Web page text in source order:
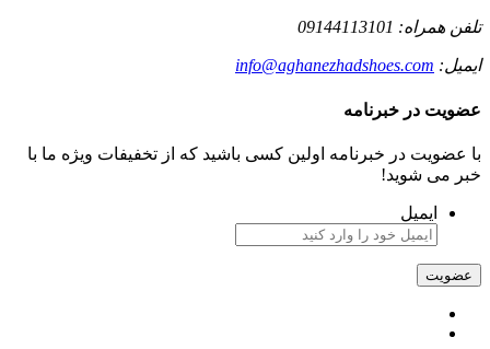
تلفن همراه:
ایمیل: info@aghanezhadshoes.com
عضویت در خبرنامه
با عضویت در خبرنامه اولین کسی باشید که از تخفیفات ویژه ما با
خبر می شوید!
ایمیل